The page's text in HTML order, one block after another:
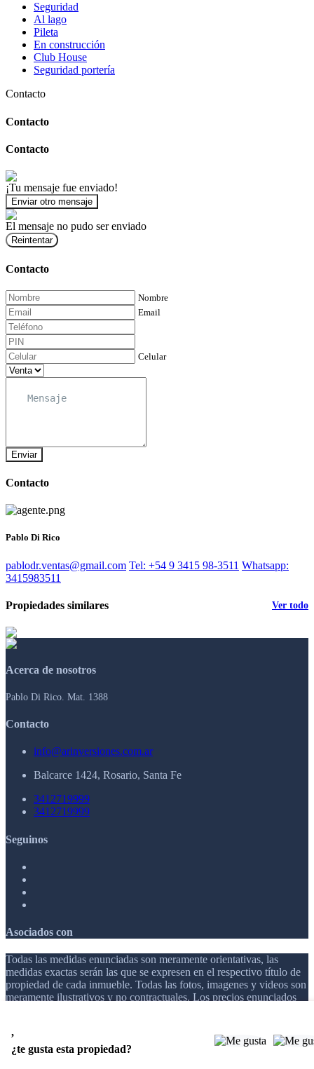
Seguridad
Al lago
Pileta
En construcción
Club House
Seguridad portería
,
¿te gusta esta propiedad?
Contacto
Contacto
Contacto
¡Tu mensaje fue enviado!
Enviar otro mensaje
El mensaje no pudo ser enviado
Reintentar
Contacto
Nombre
Email
Celular
Enviar
Contacto
Pablo Di Rico
pablodr.ventas@gmail.com Tel: +54 9 3415 98-3511 Whatsapp:
3415983511
Propiedades similares Ver todo
Acerca de nosotros
Pablo Di Rico. Mat. 1388
Contacto
info@arinversiones.com.ar
Balcarce 1424, Rosario, Santa Fe
3412719999
3412719999
Seguinos
Asociados con
Todas las medidas enunciadas son meramente orientativas, las
medidas exactas serán las que se expresen en el respectivo título de
propiedad de cada inmueble. Todas las fotos, imagenes y videos son
meramente ilustrativos y no contractuales. Los precios enunciados
© 2026 AR INVERSIONES.